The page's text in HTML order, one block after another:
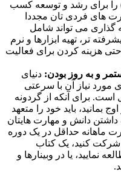
حدود ۲۰ درصد) را برای رشد و توسعه کسب
های فردی تان مجددا
گذاری می تواند شامل
تر، تهیه ابزارها و نرم
حتی هزینه کردن برای فعالیت
و به روز بودن: دنیای
مورد نیاز آن با سرعتی
است. برای آنکه از گردونه
بمانید، باید خود را متعهد
داشتن دانش و مهارت هایتان
ماهانه حداقل در یک دوره
شرکت کنید، یک کتاب
یا در وبینارها و